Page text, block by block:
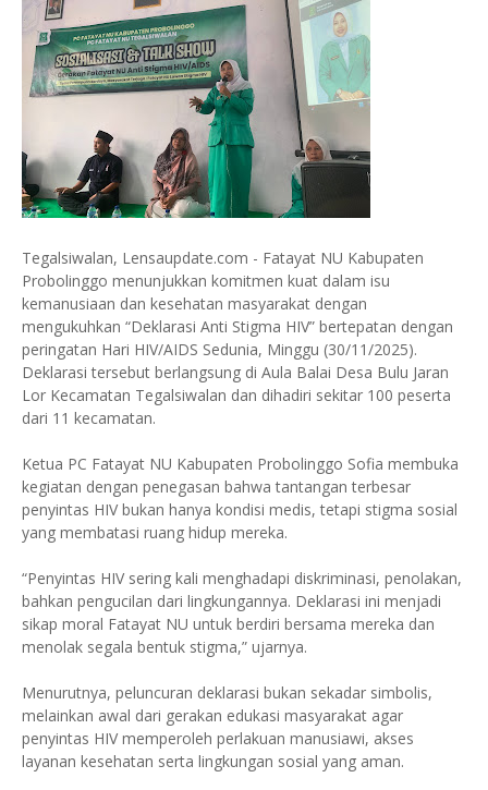
Tegalsiwalan, Lensaupdate.com - Fatayat NU Kabupaten
Probolinggo menunjukkan komitmen kuat dalam isu
kemanusiaan dan kesehatan masyarakat dengan
mengukuhkan “Deklarasi Anti Stigma HIV” bertepatan dengan
peringatan Hari HIV/AIDS Sedunia, Minggu (30/11/2025).
Deklarasi tersebut berlangsung di Aula Balai Desa Bulu Jaran
Lor Kecamatan Tegalsiwalan dan dihadiri sekitar 100 peserta
dari 11 kecamatan.
Ketua PC Fatayat NU Kabupaten Probolinggo Sofia membuka
kegiatan dengan penegasan bahwa tantangan terbesar
penyintas HIV bukan hanya kondisi medis, tetapi stigma sosial
yang membatasi ruang hidup mereka.
“Penyintas HIV sering kali menghadapi diskriminasi, penolakan,
bahkan pengucilan dari lingkungannya. Deklarasi ini menjadi
sikap moral Fatayat NU untuk berdiri bersama mereka dan
menolak segala bentuk stigma,” ujarnya.
Menurutnya, peluncuran deklarasi bukan sekadar simbolis,
melainkan awal dari gerakan edukasi masyarakat agar
penyintas HIV memperoleh perlakuan manusiawi, akses
layanan kesehatan serta lingkungan sosial yang aman.